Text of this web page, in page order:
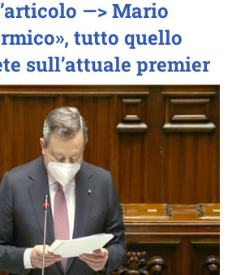
—> Mario
tutto quello
sull’attuale premier